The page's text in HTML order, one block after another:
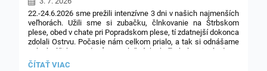
22.-24.6.2026 sme prežili intenzívne 3 dni v našich najmenších
veľhorách. Užili sme si zubačku, člnkovanie na Štrbskom
plese, obed v chate pri Popradskom plese, tí zdatnejší dokonca
zdolali Ostrvu. Počasie nám celkom prialo, a tak si odnášame
pekné zážitky a radosť zo spoločných chvíľ v krásnej prírode.
DOBRODRUŽSTVO
ČÍTAŤ VIAC